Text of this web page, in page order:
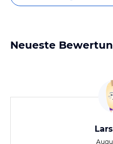
Neueste
Lars